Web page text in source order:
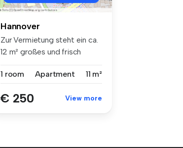
Hannover
Zur Vermietung steht ein ca.
12 m² großes und frisch
1 room
Apartment 11 m²
€ 250 View more